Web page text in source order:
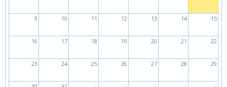
9 10 11 12 13 14 15
16 17 18 19 20 21 22
23 24 25 26 27 28 29